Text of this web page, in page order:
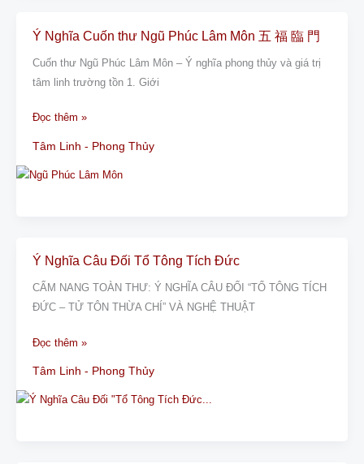
Ý Nghĩa Cuốn thư Ngũ Phúc Lâm Môn 五 福 臨 門
Cuốn thư Ngũ Phúc Lâm Môn – Ý nghĩa phong thủy và giá trị
tâm linh trường tồn 1. Giới
Ý
Nghĩa
Cuốn
Ngũ
Lâm
Môn
門
Đọc thêm »
Tâm Linh - Phong Thủy
Ý Nghĩa Câu Đối Tổ Tông Tích Đức
CẨM NANG TOÀN THƯ: Ý NGHĨA CÂU ĐỐI “TỔ TÔNG TÍCH
ĐỨC – TỬ TÔN THỪA CHÍ” VÀ NGHỆ THUẬT
Ý
Nghĩa
Câu
Tổ
Tích
Đức
Đọc thêm »
Tâm Linh - Phong Thủy